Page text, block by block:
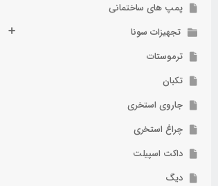
پمپ های ساختمانی
تجهیزات سونا
ترموستات
تکبان
جاروی استخری
چراغ استخری
داکت اسپیلت
دیگ